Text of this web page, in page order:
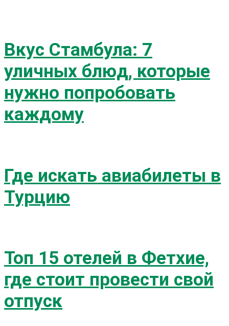
Вкус Стамбула: 7
уличных блюд, которые
нужно попробовать
каждому
Где искать авиабилеты в
Турцию
Топ 15 отелей в Фетхие,
где стоит провести свой
отпуск